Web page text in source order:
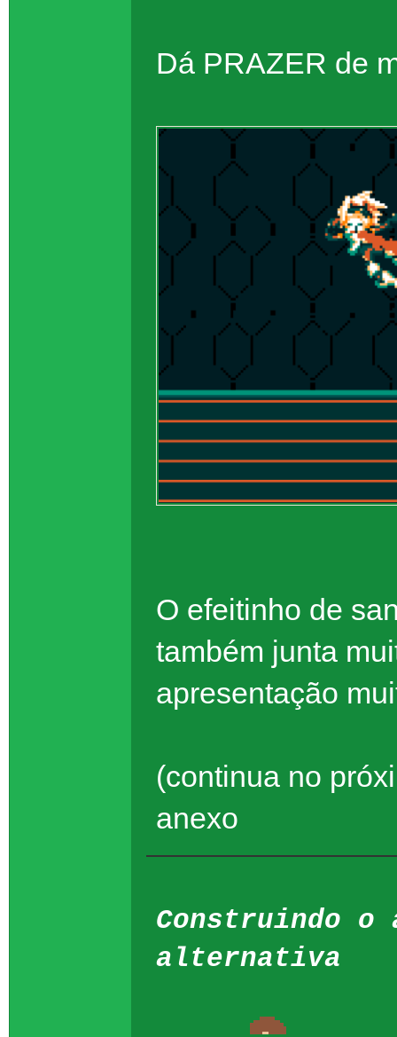
Dá PRAZER de
O efeitinho de
também junta
apresentação
(continua no
anexo
Construindo o
alternativa